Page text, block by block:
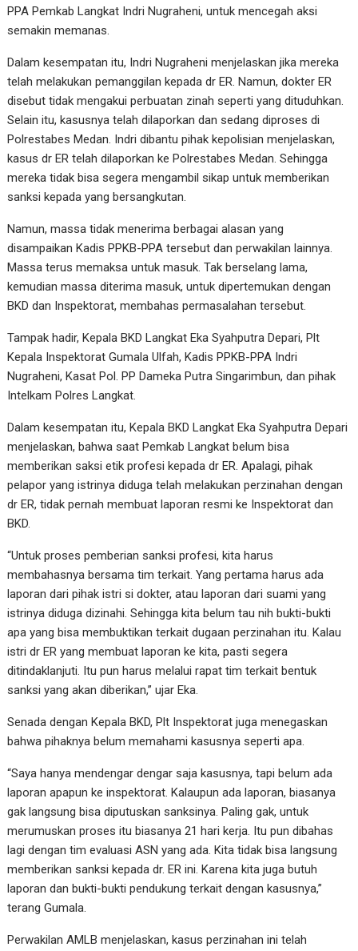
PPA Pemkab Langkat Indri Nugraheni, untuk mencegah aksi
semakin memanas.
Dalam kesempatan itu, Indri Nugraheni menjelaskan jika mereka
telah melakukan pemanggilan kepada dr ER. Namun, dokter ER
disebut tidak mengakui perbuatan zinah seperti yang dituduhkan.
Selain itu, kasusnya telah dilaporkan dan sedang diproses di
Polrestabes Medan. Indri dibantu pihak kepolisian menjelaskan,
kasus dr ER telah dilaporkan ke Polrestabes Medan. Sehingga
mereka tidak bisa segera mengambil sikap untuk memberikan
sanksi kepada yang bersangkutan.
Namun, massa tidak menerima berbagai alasan yang
disampaikan Kadis PPKB-PPA tersebut dan perwakilan lainnya.
Massa terus memaksa untuk masuk. Tak berselang lama,
kemudian massa diterima masuk, untuk dipertemukan dengan
BKD dan Inspektorat, membahas permasalahan tersebut.
Tampak hadir, Kepala BKD Langkat Eka Syahputra Depari, Plt
Kepala Inspektorat Gumala Ulfah, Kadis PPKB-PPA Indri
Nugraheni, Kasat Pol. PP Dameka Putra Singarimbun, dan pihak
Intelkam Polres Langkat.
Dalam kesempatan itu, Kepala BKD Langkat Eka Syahputra Depari
menjelaskan, bahwa saat Pemkab Langkat belum bisa
memberikan saksi etik profesi kepada dr ER. Apalagi, pihak
pelapor yang istrinya diduga telah melakukan perzinahan dengan
dr ER, tidak pernah membuat laporan resmi ke Inspektorat dan
BKD.
“Untuk proses pemberian sanksi profesi, kita harus
membahasnya bersama tim terkait. Yang pertama harus ada
laporan dari pihak istri si dokter, atau laporan dari suami yang
istrinya diduga dizinahi. Sehingga kita belum tau nih bukti-bukti
apa yang bisa membuktikan terkait dugaan perzinahan itu. Kalau
istri dr ER yang membuat laporan ke kita, pasti segera
ditindaklanjuti. Itu pun harus melalui rapat tim terkait bentuk
sanksi yang akan diberikan,” ujar Eka.
Senada dengan Kepala BKD, Plt Inspektorat juga menegaskan
bahwa pihaknya belum memahami kasusnya seperti apa.
“Saya hanya mendengar dengar saja kasusnya, tapi belum ada
laporan apapun ke inspektorat. Kalaupun ada laporan, biasanya
gak langsung bisa diputuskan sanksinya. Paling gak, untuk
merumuskan proses itu biasanya 21 hari kerja. Itu pun dibahas
lagi dengan tim evaluasi ASN yang ada. Kita tidak bisa langsung
memberikan sanksi kepada dr. ER ini. Karena kita juga butuh
laporan dan bukti-bukti pendukung terkait dengan kasusnya,”
terang Gumala.
Perwakilan AMLB menjelaskan, kasus perzinahan ini telah